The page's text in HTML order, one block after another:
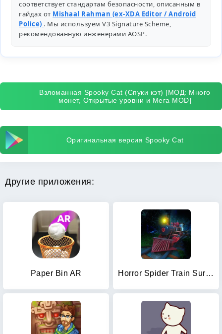
соответствует стандартам безопасности, описанным в
гайдах от Mishaal Rahman (ex-XDA Editor / Android
Police) . Мы используем V3 Signature Scheme,
рекомендованную инженерами AOSP.
Взломанная Spooky Cat (Спуки кэт) [МОД: Много
монет, Открытые уровни и Мега MOD]
Оригинальная версия Spooky Cat
Другие приложения:
Paper Bin AR Horror Spider Train Survival